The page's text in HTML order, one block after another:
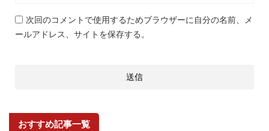
次回のコメントで使用するためブラウザーに自分の名前、メ
ールアドレス、サイトを保存する。
おすすめ記事一覧